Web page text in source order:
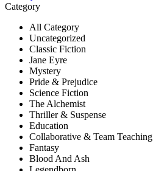
Category
All Category
Uncategorized
Classic Fiction
Jane Eyre
Mystery
Pride & Prejudice
Science Fiction
The Alchemist
Thriller & Suspense
Education
Collaborative & Team Teaching
Fantasy
Blood And Ash